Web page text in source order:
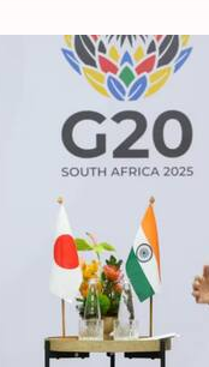
का भारत
आज से 3 दिवसीय
कल प्रधानमंत्रीनरेंद्र
भी हो सकती है।